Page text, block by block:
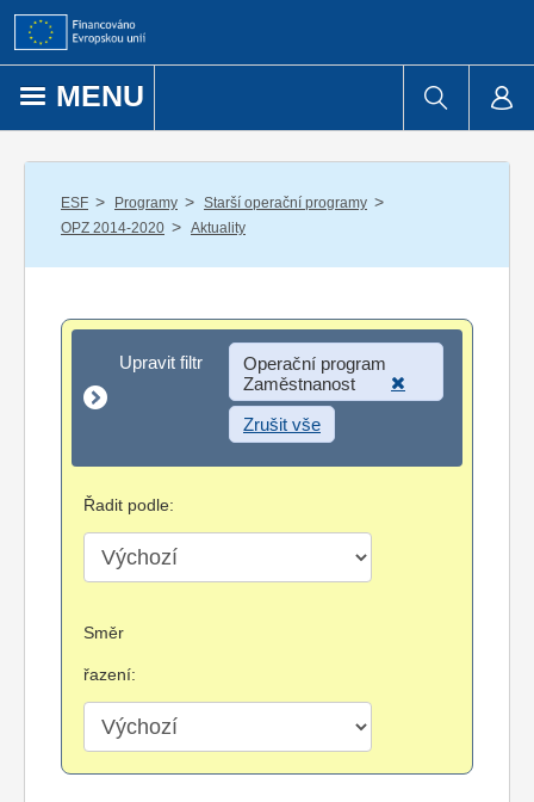
Přejít k obsahu
MENU
ESF / Programy / Starší operační programy /
OPZ 2014-2020 / Aktuality
Upravit filtr
Upravit filtr
Operační program
Zaměstnanost
Zrušit vše
Řadit podle:
Směr
řazení: